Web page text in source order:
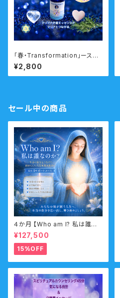
「春・Transformation」ースム
ーズに人生の転機や変化のタイ
ミングを乗り越えるー 瞑想音
声ガイド付き ウォーターエッセ
¥2,800
セール中の商品
４か月 【Who am I? 私は誰な
のか？】サポートコース なんの
ために生まれてきたのか？人生
の目的・使命・生きがいサポート
コース （人生の目的・魂の使命）
¥127,500
15%OFF